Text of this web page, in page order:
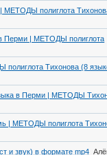
МЕТОДЫ полиглота
Перми | МЕТОДЫ полиглота
Тихонова (8
в Перми | МЕТОДЫ
| МЕТОДЫ полиглота
и звук) в формате mp4